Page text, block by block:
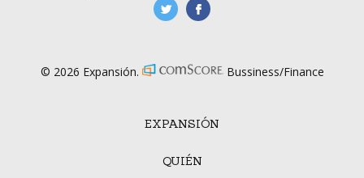
EXPANSIÓN
QUIÉN
manufacturaGE
© 2026 Expansión. Bussiness/Finance